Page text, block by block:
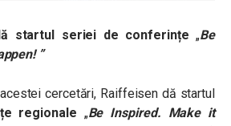
startul seriei de conferințe„Be
”
cercetări, Raiffeisen dă startul
regionale „Be Inspired. Make it